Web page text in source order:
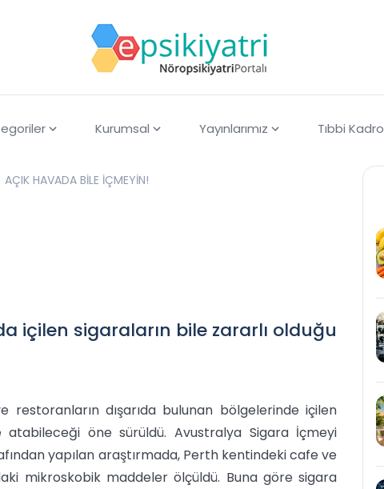
Kurumsal Yayınlarımız Tıbbi Kadro
AÇIK HAVADA BİLE İÇMEYİN!
içilen sigaraların bile zararlı olduğu
restoranların dışarıda bulunan bölgelerinde içilen
atabileceği öne sürüldü. Avustralya Sigara İçmeyi
yapılan araştırmada, Perth kentindeki cafe ve
mikroskobik maddeler ölçüldü. Buna göre sigara